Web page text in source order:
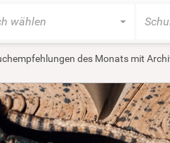
wählen
des Monats mit